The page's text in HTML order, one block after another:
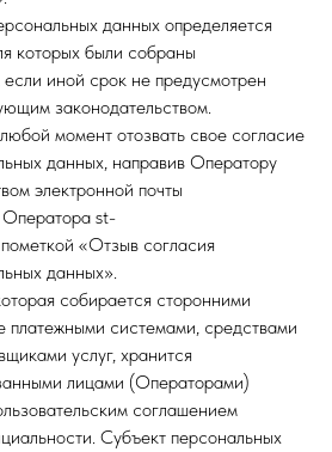
данных определяется
которых были собраны
иной срок не предусмотрен
законодательством.
момент отозвать свое согласие
данных, направив Оператору
электронной почты
Оператора st-
«Отзыв согласия
данных».
собирается сторонними
платежными системами, средствами
услуг, хранится
лицами (Операторами)
соглашением
Субъект персональных